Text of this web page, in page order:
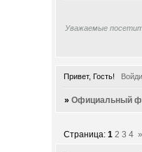
Уважаемые
Привет, Гость!
»Официальный
Страница:1 2 3 4 »